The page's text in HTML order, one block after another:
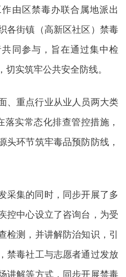
由区禁毒办联合属地派出
各街镇（高新区社区）禁毒
同参与，旨在通过集中检
实筑牢公共安全防线。
重点行业从业人员两大类
落实常态化排查管控措施，
头环节筑牢毒品预防防线，
集的同时，同步开展了多
控中心设立了咨询台，为受
检测，并讲解防治知识，引
禁毒社工与志愿者通过发放
讲解等方式，同步开展禁毒